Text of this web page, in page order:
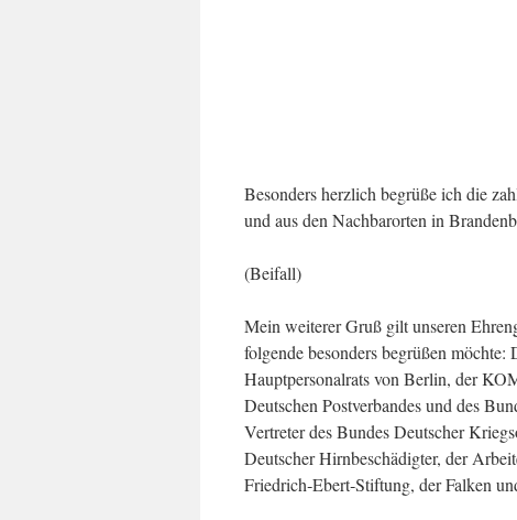
Besonders herzlich begrüße ich die
und aus den Nachbarorten in
(Beifall)
Mein weiterer Gruß gilt unseren
folgende besonders begrüßen
Hauptpersonalrats von Berlin, der
Deutschen Postverbandes und des
Vertreter des Bundes Deutscher
Deutscher Hirnbeschädigter, der
Friedrich‑Ebert‑Stiftung, der Falken